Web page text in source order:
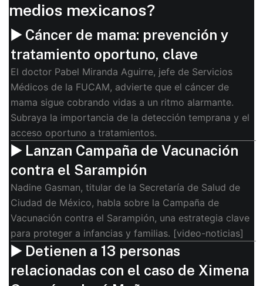
medios mexicanos?
▶️ Cáncer de mama: prevención y
tratamiento oportuno, clave
El doctor Pabel Miranda Aguirre, jefe de Servicios
Médicos de la FUCAM, advierte que el cáncer de
mama sigue cobrando vidas a un ritmo alarmante.
Subraya la importancia de la detección temprana y el
acceso oportuno a tratamientos.
▶️ Lanzan Campaña de Vacunación
contra el Sarampión
Nadine Gasman, titular de la Secretaría de Salud de
Ciudad de México, habla sobre la Campaña de
Vacunación contra el Sarampión, una estrategia clave
para proteger a infancias y familias. [video-noticias]
▶️ Detienen a 13 personas
relacionadas con el caso de Ximena